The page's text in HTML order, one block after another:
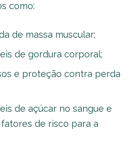
como:
de massa muscular;
de gordura corporal;
e proteção contra perda
de açúcar no sangue e
de risco para a